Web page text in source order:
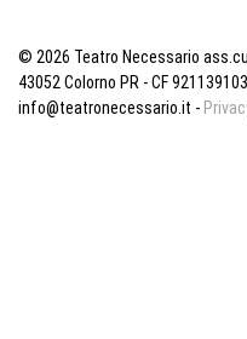
© 2026 Teatro Necessario
43052 Colorno PR - CF
info@teatronecessario.it -